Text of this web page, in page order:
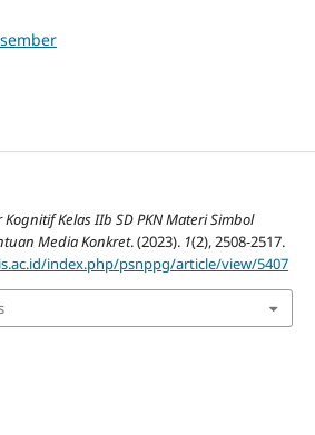
Kelas IIb SD PKN Materi Simbol
Media Konkret. (2023). 1(2), 2508-2517.
index.php/psnppg/article/view/5407